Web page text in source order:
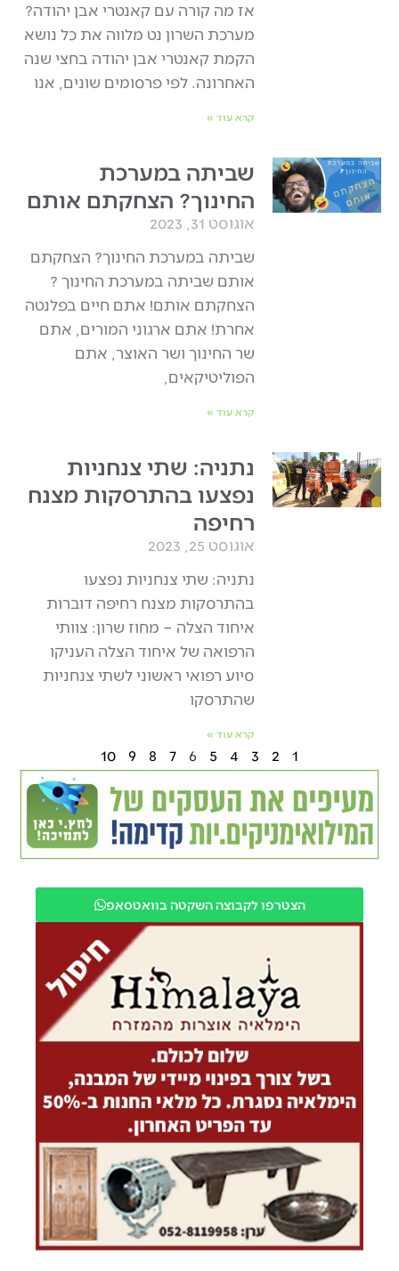
אז מה קורה עם קאנטרי אבן יהודה?
מערכת השרון נט מלווה את כל נושא
הקמת קאנטרי אבן יהודה בחצי שנה
האחרונה. לפי פרסומים שונים, אנו
קרא עוד »
שביתה במערכת
החינוך? הצחקתם אותם
אוגוסט 31, 2023
שביתה במערכת החינוך? הצחקתם
אותם שביתה במערכת החינוך ?
הצחקתם אותם! אתם חיים בפלנטה
אחרת! אתם ארגוני המורים, אתם
שר החינוך ושר האוצר, אתם
הפוליטיקאים,
קרא עוד »
נתניה: שתי צנחניות
נפצעו בהתרסקות מצנח
רחיפה
אוגוסט 25, 2023
נתניה: שתי צנחניות נפצעו
בהתרסקות מצנח רחיפה דוברות
איחוד הצלה – מחוז שרון: צוותי
הרפואה של איחוד הצלה העניקו
סיוע רפואי ראשוני לשתי צנחניות
שהתרסקו
קרא עוד »
1
2
3
4
5
6
7
8
9
10
הצטרפו לקבוצה השקטה בוואטסאפ